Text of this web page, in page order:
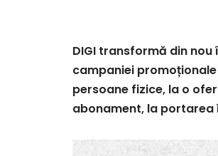
DIGI transformă din
campaniei
persoane fizice, la o
abonament, la portarea